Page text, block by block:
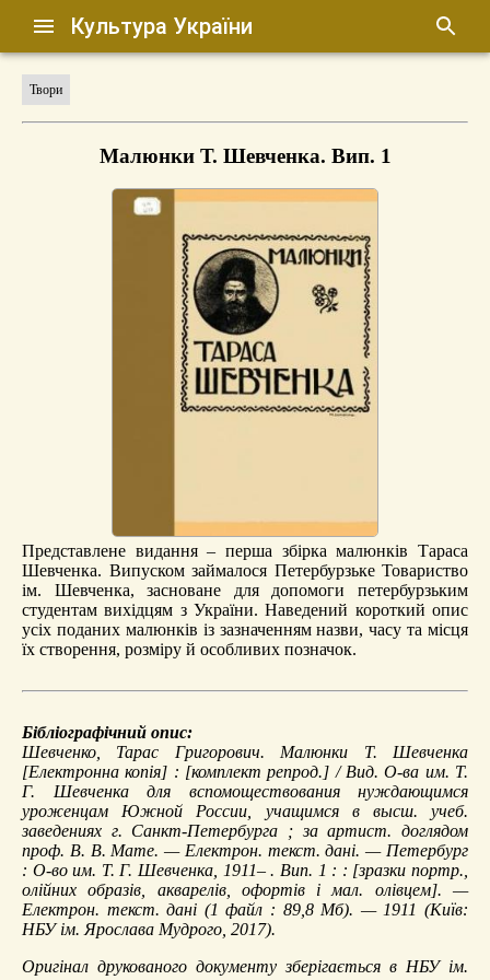
Культура України
Твори
Малюнки Т. Шевченка. Вип. 1
Представлене видання – перша збірка малюнків Тараса
Шевченка. Випуском займалося Петербурзьке Товариство
ім. Шевченка, засноване для допомоги петербурзьким
студентам вихідцям з України. Наведений короткий опис
усіх поданих малюнків із зазначенням назви, часу та місця
їх створення, розміру й особливих позначок.
Бібліографічний опис:
Шевченко, Тарас Григорович. Малюнки Т. Шевченка
[Електронна копія] : [комплект репрод.] / Вид. О-ва им. Т.
Г. Шевченка для вспомоществования нуждающимся
уроженцам Южной России, учащимся в высш. учеб.
заведениях г. Санкт-Петербурга ; за артист. доглядом
проф. В. В. Мате. — Електрон. текст. дані. — Петербург
: О-во им. Т. Г. Шевченка, 1911– . Вип. 1 : : [зразки портр.,
олійних образів, акварелів, офортів і мал. олівцем]. —
Електрон. текст. дані (1 файл : 89,8 Мб). — 1911 (Київ:
НБУ ім. Ярослава Мудрого, 2017).
Оригінал друкованого документу зберігається в НБУ ім.